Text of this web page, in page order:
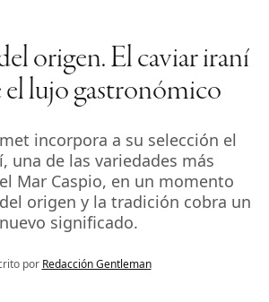
origen. El caviar iraní
el lujo gastronómico
incorpora a su selección el
una de las variedades más
Mar Caspio, en un momento
origen y la tradición cobra un
nuevo significado.
por Redacción Gentleman